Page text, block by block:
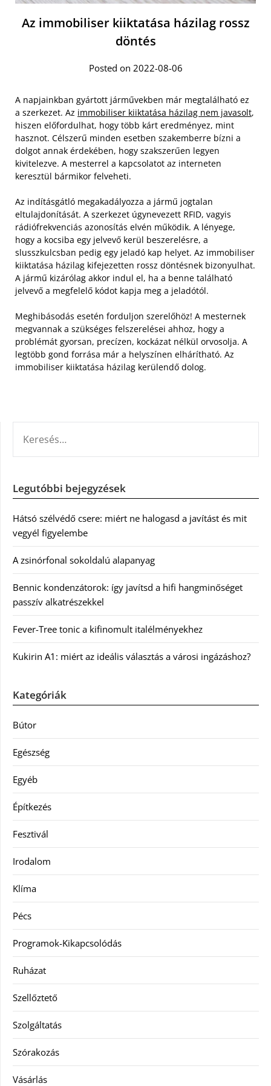
Az immobiliser kiiktatása házilag rossz
döntés
Posted on 2022-08-06
A napjainkban gyártott járművekben már megtalálható ez
a szerkezet. Az immobiliser kiiktatása házilag nem javasolt,
hiszen előfordulhat, hogy több kárt eredményez, mint
hasznot. Célszerű minden esetben szakemberre bízni a
dolgot annak érdekében, hogy szakszerűen legyen
kivitelezve. A mesterrel a kapcsolatot az interneten
keresztül bármikor felveheti.
Az indításgátló megakadályozza a jármű jogtalan
eltulajdonítását. A szerkezet úgynevezett RFID, vagyis
rádiófrekvenciás azonosítás elvén működik. A lényege,
hogy a kocsiba egy jelvevő kerül beszerelésre, a
slusszkulcsban pedig egy jeladó kap helyet. Az immobiliser
kiiktatása házilag kifejezetten rossz döntésnek bizonyulhat.
A jármű kizárólag akkor indul el, ha a benne található
jelvevő a megfelelő kódot kapja meg a jeladótól.
Meghibásodás esetén forduljon szerelőhöz! A mesternek
megvannak a szükséges felszerelései ahhoz, hogy a
problémát gyorsan, precízen, kockázat nélkül orvosolja. A
legtöbb gond forrása már a helyszínen elhárítható. Az
immobiliser kiiktatása házilag kerülendő dolog.
Legutóbbi bejegyzések
Hátsó szélvédő csere: miért ne halogasd a javítást és mit
vegyél figyelembe
A zsinórfonal sokoldalú alapanyag
Bennic kondenzátorok: így javítsd a hifi hangminőséget
passzív alkatrészekkel
Fever-Tree tonic a kifinomult italélményekhez
Kukirin A1: miért az ideális választás a városi ingázáshoz?
Kategóriák
Bútor
Egészség
Egyéb
Építkezés
Fesztivál
Irodalom
Klíma
Pécs
Programok-Kikapcsolódás
Ruházat
Szellőztető
Szolgáltatás
Szórakozás
Vásárlás